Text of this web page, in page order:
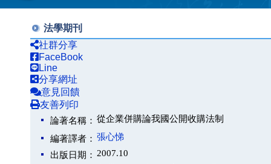
法學期刊
社群分享
FaceBook
Line
分享網址
意見回饋
友善列印
論著名稱： 從企業併購論我國公開收購法制
編著譯者： 張心悌
出版日期： 2007.10